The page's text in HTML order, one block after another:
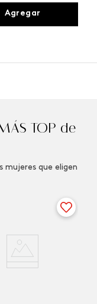
Agregar
TOP de
mujeres que eligen